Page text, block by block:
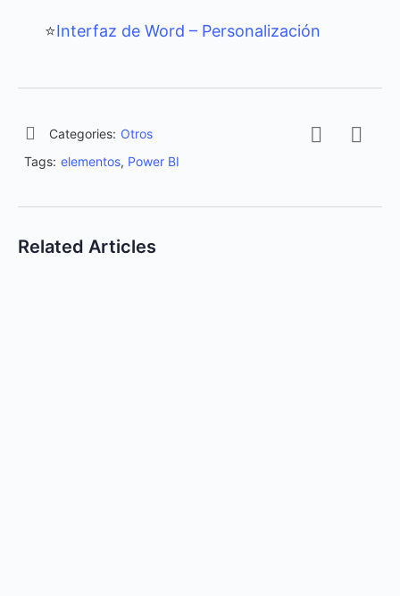
⭐Interfaz de Word – Personalización
Categories: Otros
Tags: elementos, Power BI
Related Articles